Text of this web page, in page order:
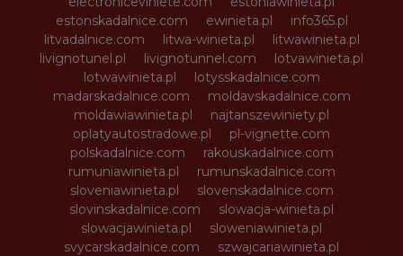
estonskadalnice.com
ewinieta.pl
info365.pl
litvadalnice.com
litwa-winieta.pl
litwawinieta.pl
livignotunel.pl
livignotunnel.com
lotvawinieta.pl
lotwawinieta.pl
lotysskadalnice.com
madarskadalnice.com
moldavskadalnice.com
moldawiawinieta.pl
najtanszewiniety.pl
oplatyautostradowe.pl
pl-vignette.com
polskadalnice.com
rakouskadalnice.com
rumuniawinieta.pl
rumunskadalnice.com
sloveniawinieta.pl
slovenskadalnice.com
slovinskadalnice.com
slowacja-winieta.pl
slowacjawinieta.pl
sloweniawinieta.pl
svycarskadalnice.com
szwajcariawinieta.pl